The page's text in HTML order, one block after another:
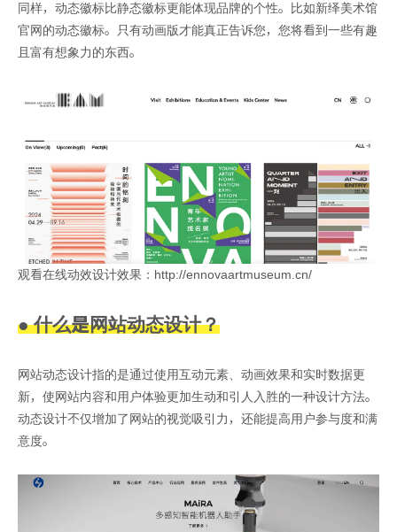
同样，动态徽标比静态徽标更能体现品牌的个性。比如新绎美术馆
官网的动态徽标。只有动画版才能真正告诉您，您将看到一些有趣
且富有想象力的东西。
观看在线动效设计效果：http://ennovaartmuseum.cn/
● 什么是网站动态设计？
网站动态设计指的是通过使用互动元素、动画效果和实时数据更
新，使网站内容和用户体验更加生动和引人入胜的一种设计方法。
动态设计不仅增加了网站的视觉吸引力，还能提高用户参与度和满
意度。